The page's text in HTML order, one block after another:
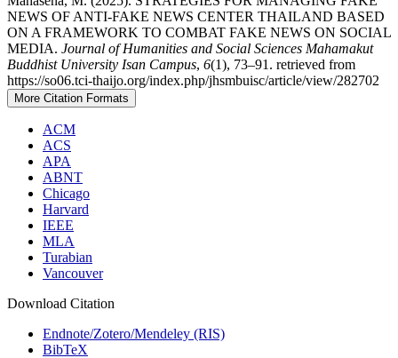
NEWS OF ANTI-FAKE NEWS CENTER THAILAND BASED
ON A FRAMEWORK TO COMBAT FAKE NEWS ON SOCIAL
MEDIA. Journal of Humanities and Social Sciences Mahamakut
Buddhist University Isan Campus, 6(1), 73–91. retrieved from
https://so06.tci-thaijo.org/index.php/jhsmbuisc/article/view/282702
More Citation Formats
ACM
ACS
APA
ABNT
Chicago
Harvard
IEEE
MLA
Turabian
Vancouver
Download Citation
Endnote/Zotero/Mendeley (RIS)
BibTeX